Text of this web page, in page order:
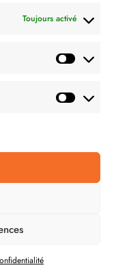
Toujours activé
DE VENTES